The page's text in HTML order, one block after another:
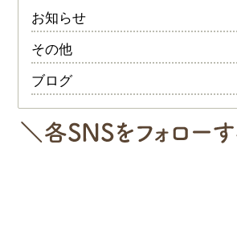
お知らせ
その他
ブログ